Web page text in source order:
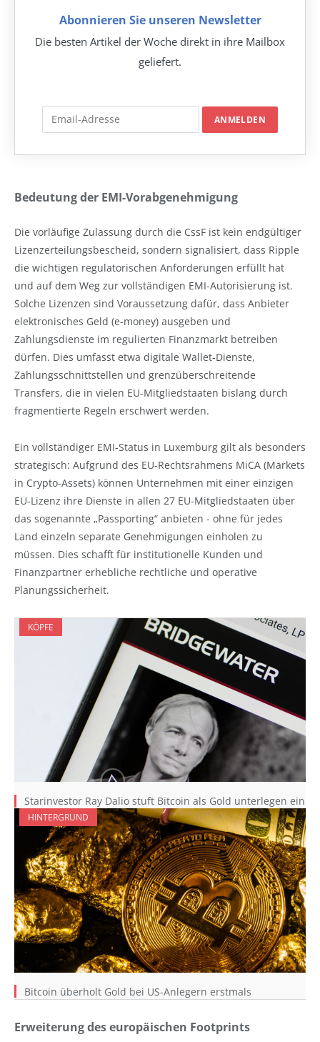
Abonnieren Sie unseren Newsletter
Die besten Artikel der Woche direkt in ihre Mailbox
geliefert.
Bedeutung der EMI-Vorabgenehmigung
Die vorläufige Zulassung durch die CssF ist kein endgültiger
Lizenz­erteilungsbescheid, sondern signalisiert, dass Ripple
die wichtigen regulatorischen Anforderungen erfüllt hat
und auf dem Weg zur vollständigen EMI-Autorisierung ist.
Solche Lizenzen sind Voraussetzung dafür, dass Anbieter
elektronisches Geld (e-money) ausgeben und
Zahlungsdienste im regulierten Finanzmarkt betreiben
dürfen. Dies umfasst etwa digitale Wallet-Dienste,
Zahlungsschnittstellen und grenzüberschreitende
Transfers, die in vielen EU-Mitgliedstaaten bislang durch
fragmentierte Regeln erschwert werden.
Ein vollständiger EMI-Status in Luxemburg gilt als besonders
strategisch: Aufgrund des EU-Rechtsrahmens MiCA (Markets
in Crypto-Assets) können Unternehmen mit einer einzigen
EU-Lizenz ihre Dienste in allen 27 EU-Mitgliedstaaten über
das sogenannte „Passporting“ anbieten - ohne für jedes
Land einzeln separate Genehmigungen einholen zu
müssen. Dies schafft für institutionelle Kunden und
Finanzpartner erhebliche rechtliche und operative
Planungssicherheit.
KÖPFE
Starinvestor Ray Dalio stuft Bitcoin als Gold unterlegen ein
HINTERGRUND
Bitcoin überholt Gold bei US-Anlegern erstmals
Erweiterung des europäischen Footprints